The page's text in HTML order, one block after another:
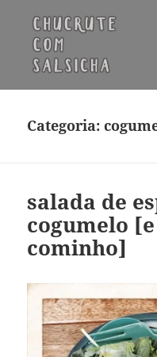
Categoria:
salada de
cogumelo
cominho]